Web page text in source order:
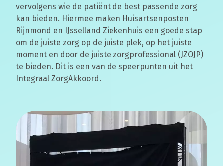
vervolgens wie de patiënt de best passende zorg
kan bieden. Hiermee maken Huisartsenposten
Rijnmond en IJsselland Ziekenhuis een goede stap
om de juiste zorg op de juiste plek, op het juiste
moment en door de juiste zorgprofessional (JZOJP)
te bieden. Dit is een van de speerpunten uit het
Integraal ZorgAkkoord.